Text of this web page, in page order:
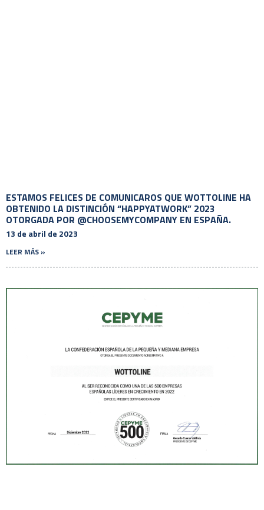
ESTAMOS FELICES DE COMUNICAROS QUE WOTTOLINE HA
OBTENIDO LA DISTINCIÓN “HAPPYATWORK” 2023
OTORGADA POR @CHOOSEMYCOMPANY EN ESPAÑA.
13 de abril de 2023
LEER MÁS »